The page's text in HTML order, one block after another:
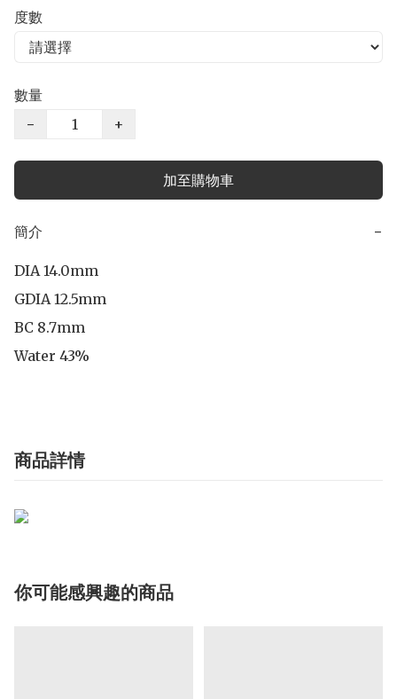
度數
數量
−
+
加至購物車
簡介 −
DIA 14.0mm
GDIA 12.5mm
BC 8.7mm
Water 43%
商品詳情
你可能感興趣的商品